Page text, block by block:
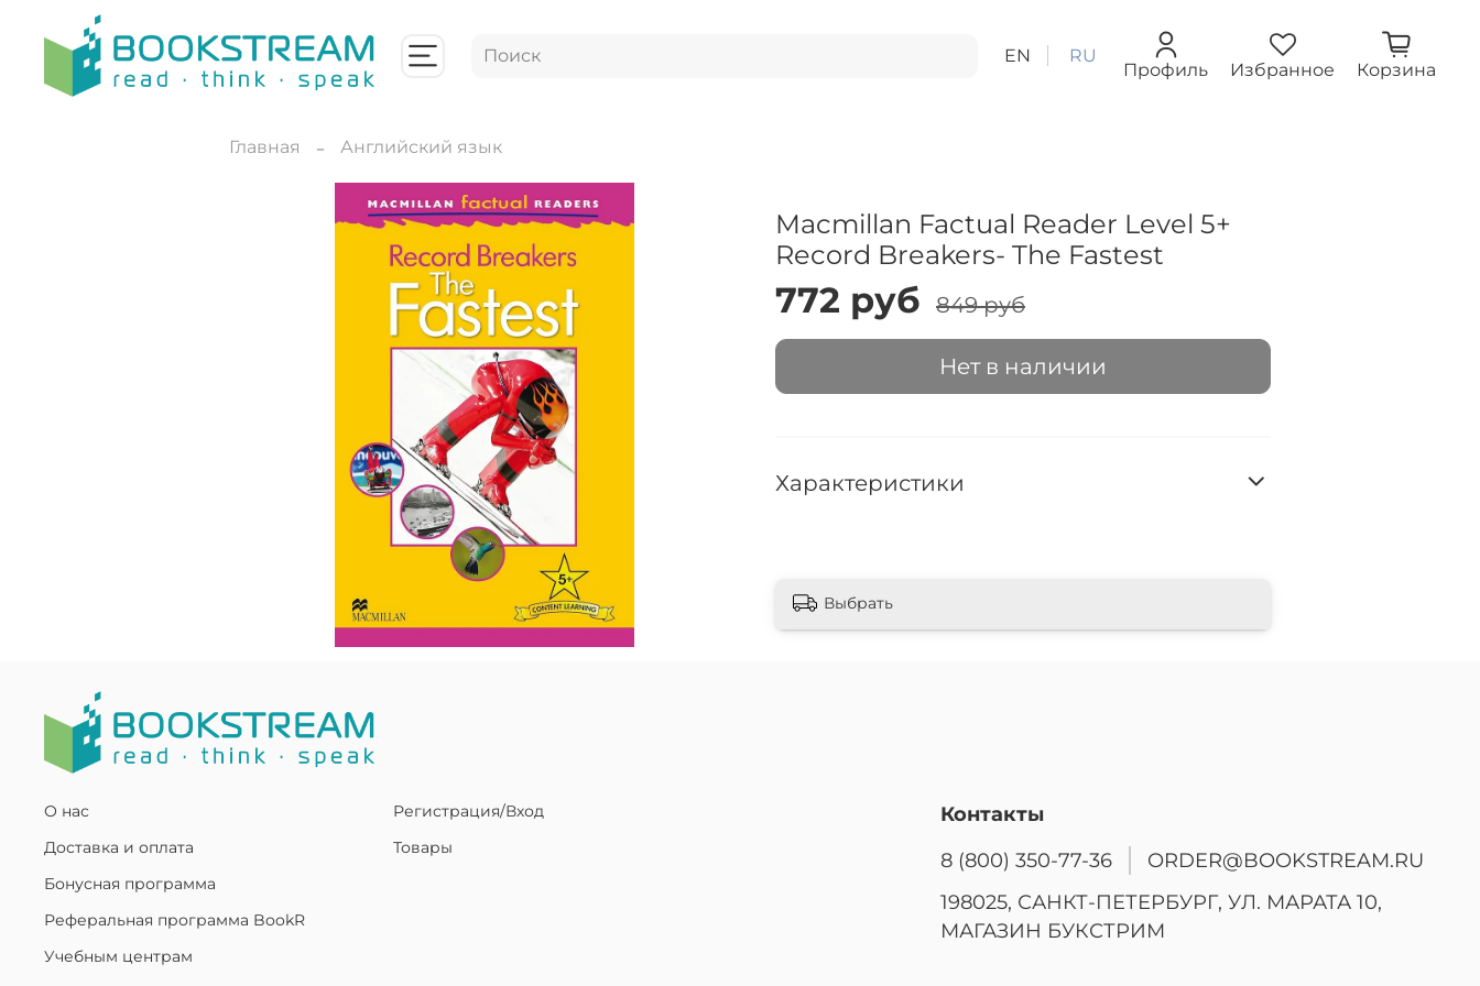
EN RU
Профиль Избранное Корзина
Главная Английский язык
Macmillan Factual Reader Level 5+
Record Breakers- The Fastest
772 руб 849 руб
Нет в наличии
Характеристики
Выбрать
О нас
Доставка и оплата
Бонусная программа
Реферальная программа BookR
Учебным центрам
Регистрация/Вход
Товары
Контакты
8 (800) 350-77-36
ORDER@BOOKSTREAM.RU
198025, САНКТ-ПЕТЕРБУРГ, УЛ. МАРАТА 10,
МАГАЗИН БУКСТРИМ